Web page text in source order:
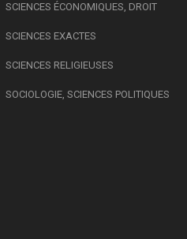
SCIENCES ÉCONOMIQUES, DROIT
SCIENCES EXACTES
SCIENCES RELIGIEUSES
SOCIOLOGIE, SCIENCES POLITIQUES